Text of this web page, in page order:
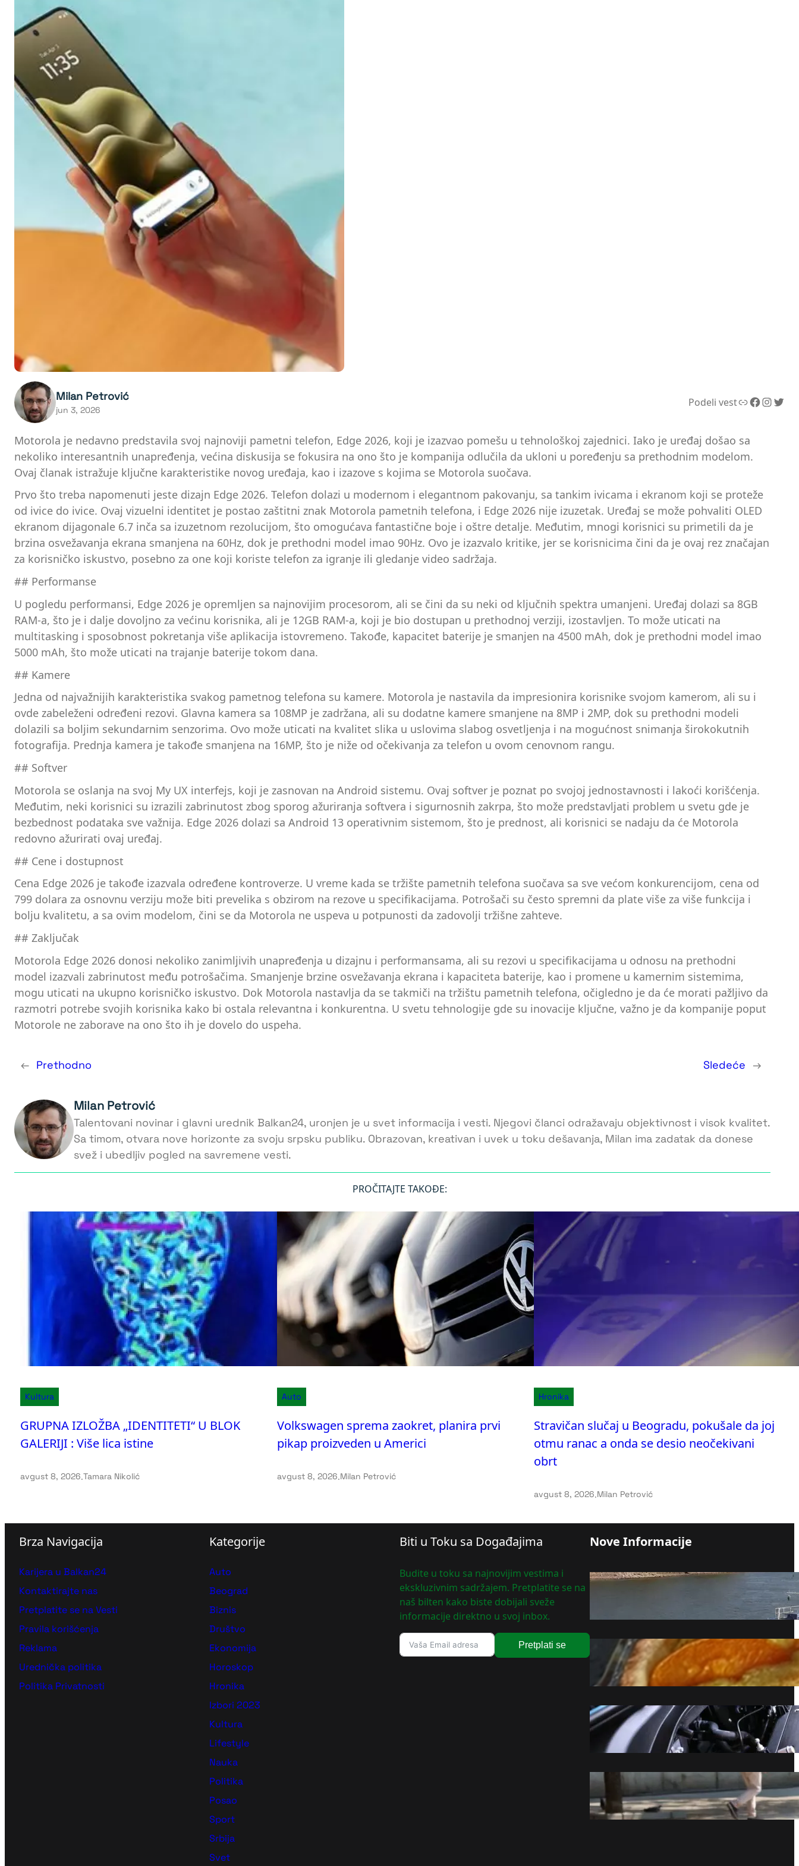
Milan Petrović
jun 3, 2026
Podeli vestLink Facebook InstagramTwitter
Motorola je nedavno predstavila svoj najnoviji pametni telefon, Edge 2026, koji je izazvao pomešu u tehnološkoj zajednici. Iako je uređaj došao sa
nekoliko interesantnih unapređenja, većina diskusija se fokusira na ono što je kompanija odlučila da ukloni u poređenju sa prethodnim modelom.
Ovaj članak istražuje ključne karakteristike novog uređaja, kao i izazove s kojima se Motorola suočava.
Prvo što treba napomenuti jeste dizajn Edge 2026. Telefon dolazi u modernom i elegantnom pakovanju, sa tankim ivicama i ekranom koji se proteže
od ivice do ivice. Ovaj vizuelni identitet je postao zaštitni znak Motorola pametnih telefona, i Edge 2026 nije izuzetak. Uređaj se može pohvaliti OLED
ekranom dijagonale 6.7 inča sa izuzetnom rezolucijom, što omogućava fantastične boje i oštre detalje. Međutim, mnogi korisnici su primetili da je
brzina osvežavanja ekrana smanjena na 60Hz, dok je prethodni model imao 90Hz. Ovo je izazvalo kritike, jer se korisnicima čini da je ovaj rez značajan
za korisničko iskustvo, posebno za one koji koriste telefon za igranje ili gledanje video sadržaja.
## Performanse
U pogledu performansi, Edge 2026 je opremljen sa najnovijim procesorom, ali se čini da su neki od ključnih spektra umanjeni. Uređaj dolazi sa 8GB
RAM-a, što je i dalje dovoljno za većinu korisnika, ali je 12GB RAM-a, koji je bio dostupan u prethodnoj verziji, izostavljen. To može uticati na
multitasking i sposobnost pokretanja više aplikacija istovremeno. Takođe, kapacitet baterije je smanjen na 4500 mAh, dok je prethodni model imao
5000 mAh, što može uticati na trajanje baterije tokom dana.
## Kamere
Jedna od najvažnijih karakteristika svakog pametnog telefona su kamere. Motorola je nastavila da impresionira korisnike svojom kamerom, ali su i
ovde zabeleženi određeni rezovi. Glavna kamera sa 108MP je zadržana, ali su dodatne kamere smanjene na 8MP i 2MP, dok su prethodni modeli
dolazili sa boljim sekundarnim senzorima. Ovo može uticati na kvalitet slika u uslovima slabog osvetljenja i na mogućnost snimanja širokokutnih
fotografija. Prednja kamera je takođe smanjena na 16MP, što je niže od očekivanja za telefon u ovom cenovnom rangu.
## Softver
Motorola se oslanja na svoj My UX interfejs, koji je zasnovan na Android sistemu. Ovaj softver je poznat po svojoj jednostavnosti i lakoći korišćenja.
Međutim, neki korisnici su izrazili zabrinutost zbog sporog ažuriranja softvera i sigurnosnih zakrpa, što može predstavljati problem u svetu gde je
bezbednost podataka sve važnija. Edge 2026 dolazi sa Android 13 operativnim sistemom, što je prednost, ali korisnici se nadaju da će Motorola
redovno ažurirati ovaj uređaj.
## Cene i dostupnost
Cena Edge 2026 je takođe izazvala određene kontroverze. U vreme kada se tržište pametnih telefona suočava sa sve većom konkurencijom, cena od
799 dolara za osnovnu verziju može biti prevelika s obzirom na rezove u specifikacijama. Potrošači su često spremni da plate više za više funkcija i
bolju kvalitetu, a sa ovim modelom, čini se da Motorola ne uspeva u potpunosti da zadovolji tržišne zahteve.
## Zaključak
Motorola Edge 2026 donosi nekoliko zanimljivih unapređenja u dizajnu i performansama, ali su rezovi u specifikacijama u odnosu na prethodni
model izazvali zabrinutost među potrošačima. Smanjenje brzine osvežavanja ekrana i kapaciteta baterije, kao i promene u kamernim sistemima,
mogu uticati na ukupno korisničko iskustvo. Dok Motorola nastavlja da se takmiči na tržištu pametnih telefona, očigledno je da će morati pažljivo da
razmotri potrebe svojih korisnika kako bi ostala relevantna i konkurentna. U svetu tehnologije gde su inovacije ključne, važno je da kompanije poput
Motorole ne zaborave na ono što ih je dovelo do uspeha.
← Prethodno Sledeće →
Milan Petrović
Talentovani novinar i glavni urednik Balkan24, uronjen je u svet informacija i vesti. Njegovi članci odražavaju objektivnost i visok kvalitet.
Sa timom, otvara nove horizonte za svoju srpsku publiku. Obrazovan, kreativan i uvek u toku dešavanja, Milan ima zadatak da donese
svež i ubedljiv pogled na savremene vesti.
PROČITAJTE TAKOĐE:
Kultura
GRUPNA IZLOŽBA „IDENTITETI“ U BLOK
GALERIJI : Više lica istine
avgust 8, 2026.Tamara Nikolić
Auto
Volkswagen sprema zaokret, planira prvi
pikap proizveden u Americi
avgust 8, 2026.Milan Petrović
Hronika
Stravičan slučaj u Beogradu, pokušale da joj
otmu ranac a onda se desio neočekivani
obrt
avgust 8, 2026.Milan Petrović
Brza Navigacija
Karijera u Balkan24
Kontaktirajte nas
Pretplatite se na Vesti
Pravila korišćenja
Reklama
Urednička politika
Politika Privatnosti
Kategorije
Auto
Beograd
Biznis
Društvo
Ekonomija
Horoskop
Hronika
Izbori 2023
Kultura
Lifestyle
Nauka
Politika
Posao
Sport
Srbija
Svet
Biti u Toku sa Događajima
Budite u toku sa najnovijim vestima i
ekskluzivnim sadržajem. Pretplatite se na
naš bilten kako biste dobijali sveže
informacije direktno u svoj inbox.
Pretplati se
Nove Informacije
transport i nemačku industriju
Recept dana za tart sa
kajsijama
avgust 8, 2026
Motor radio gotovo godinu
dana bez gašenja, mehaničar
ostao šokiran prizorom
avgust 8, 2026
Devojčice (15) je oborile, tukle i
otele ranac, a onda je usledio
obrt
avgust 8, 2026